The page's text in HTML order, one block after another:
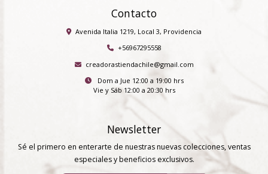
Contacto
Avenida Italia 1219, Local 3, Providencia
+56967295558
creadorastiendachile@gmail.com
Dom a Jue 12:00 a 19:00 hrs
Vie y Sáb 12:00 a 20:30 hrs
Newsletter
Sé el primero en enterarte de nuestras nuevas colecciones, ventas
especiales y beneficios exclusivos.